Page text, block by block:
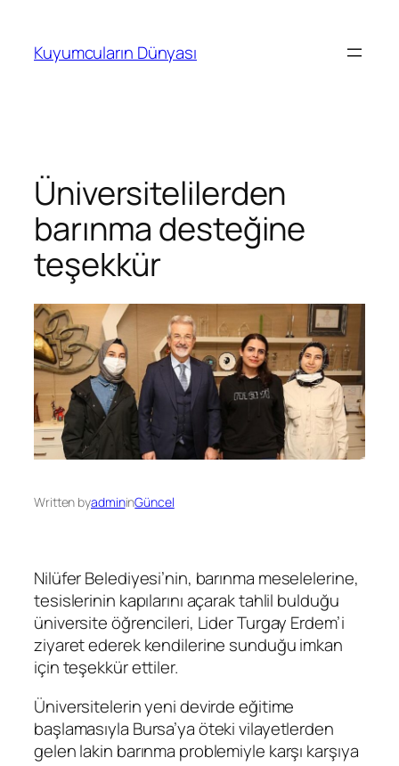
Kuyumcuların Dünyası
Üniversitelilerden
barınma desteğine
teşekkür
Written byadmininGüncel
Nilüfer Belediyesi’nin, barınma meselelerine,
tesislerinin kapılarını açarak tahlil bulduğu
üniversite öğrencileri, Lider Turgay Erdem’i
ziyaret ederek kendilerine sunduğu imkan
için teşekkür ettiler.
Üniversitelerin yeni devirde eğitime
başlamasıyla Bursa’ya öteki vilayetlerden
gelen lakin barınma problemiyle karşı karşıya